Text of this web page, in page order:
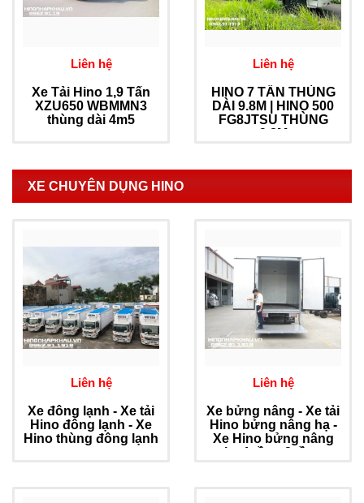
Liên hệ
Xe Tải Hino 1,9 Tấn
XZU650 WBMMN3
thùng dài 4m5
Liên hệ
HINO 7 TẤN THÙNG
DÀI 9.8M | HINO 500
FG8JTSU THÙNG
9.8M
XE CHUYÊN DỤNG HINO
Liên hệ
Xe đông lạnh - Xe tải
Hino đông lạnh - Xe
Hino thùng đông lạnh
Liên hệ
Xe bửng nâng - Xe tải
Hino bửng nâng hạ -
Xe Hino bửng nâng
hạ 1 tầng 2 tầng